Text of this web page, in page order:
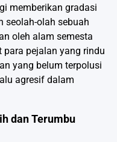
memberikan gradasi
seolah-olah sebuah
oleh alam semesta
pejalan yang rindu
yang belum terpolusi
agresif dalam
dan Terumbu